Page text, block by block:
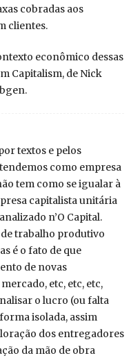
cobradas aos
clientes.
econômico dessas
Capitalism, de Nick
textos e pelos
como empresa
tem como se igualar à
capitalista unitária
n’O Capital.
de trabalho produtivo
é o fato de que
de novas
etc, etc, etc,
o lucro (ou falta
isolada, assim
dos entregadores
da mão de obra